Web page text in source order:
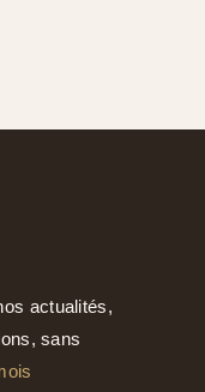
actualités,
sans